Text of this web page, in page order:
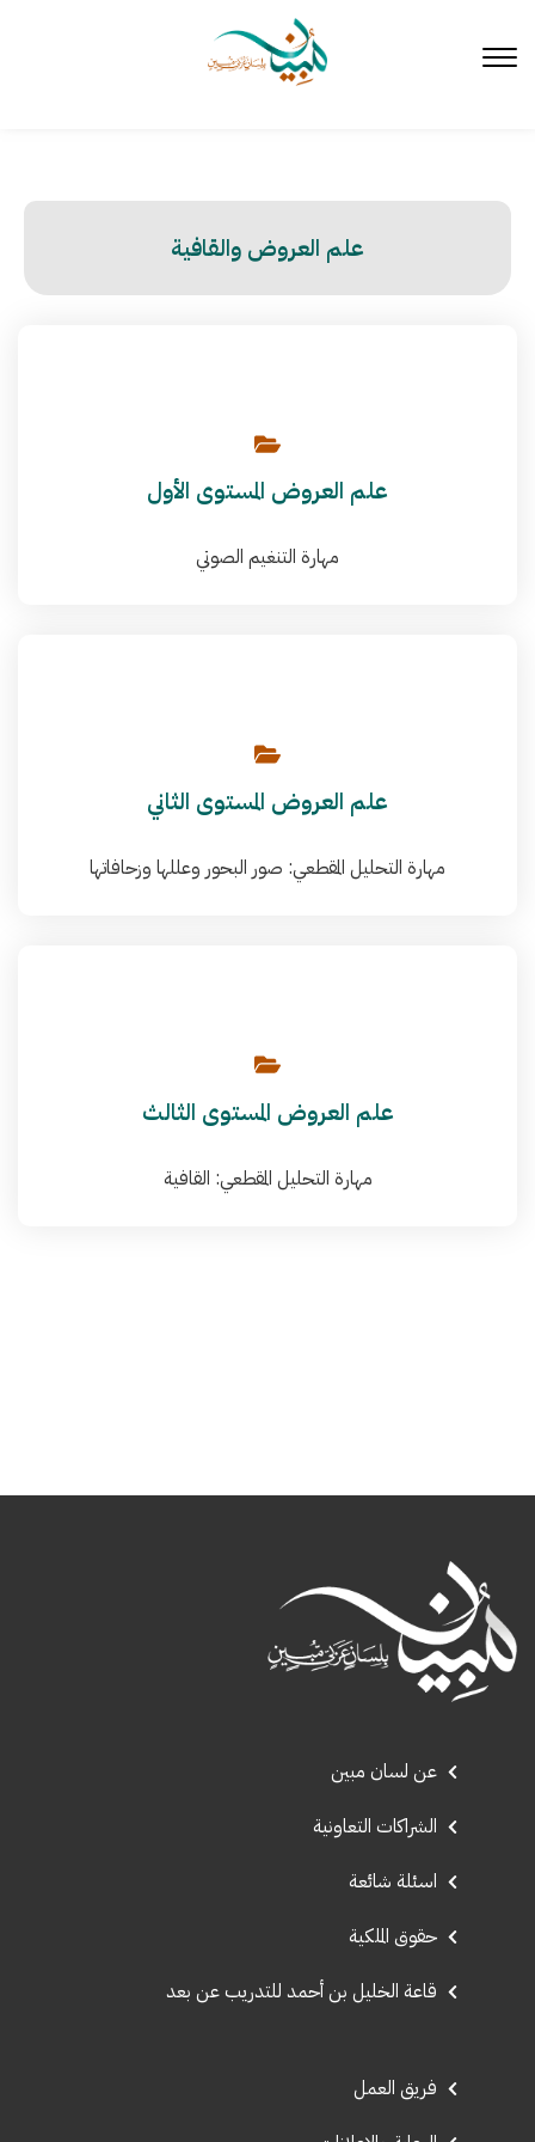
المحتوى
علم العروض والقافية
علم العروض المستوى الأول
مهارة التنغيم الصوتي
علم العروض المستوى الثاني
مهارة التحليل المقطعي: صور البحور وعللها وزحافاتها
علم العروض المستوى الثالث
مهارة التحليل المقطعي: القافية
عن لسان مبين
الشراكات التعاونية
اسئلة شائعة
حقوق الملكية
قاعة الخليل بن أحمد للتدريب عن بعد
فريق العمل